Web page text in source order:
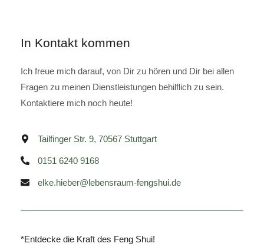
In Kontakt kommen
Ich freue mich darauf, von Dir zu hören und Dir bei allen
Fragen zu meinen Dienstleistungen behilflich zu sein.
Kontaktiere mich noch heute!
Tailfinger Str. 9, 70567 Stuttgart
0151 6240 9168
elke.hieber@lebensraum-fengshui.de
*Entdecke die Kraft des Feng Shui!